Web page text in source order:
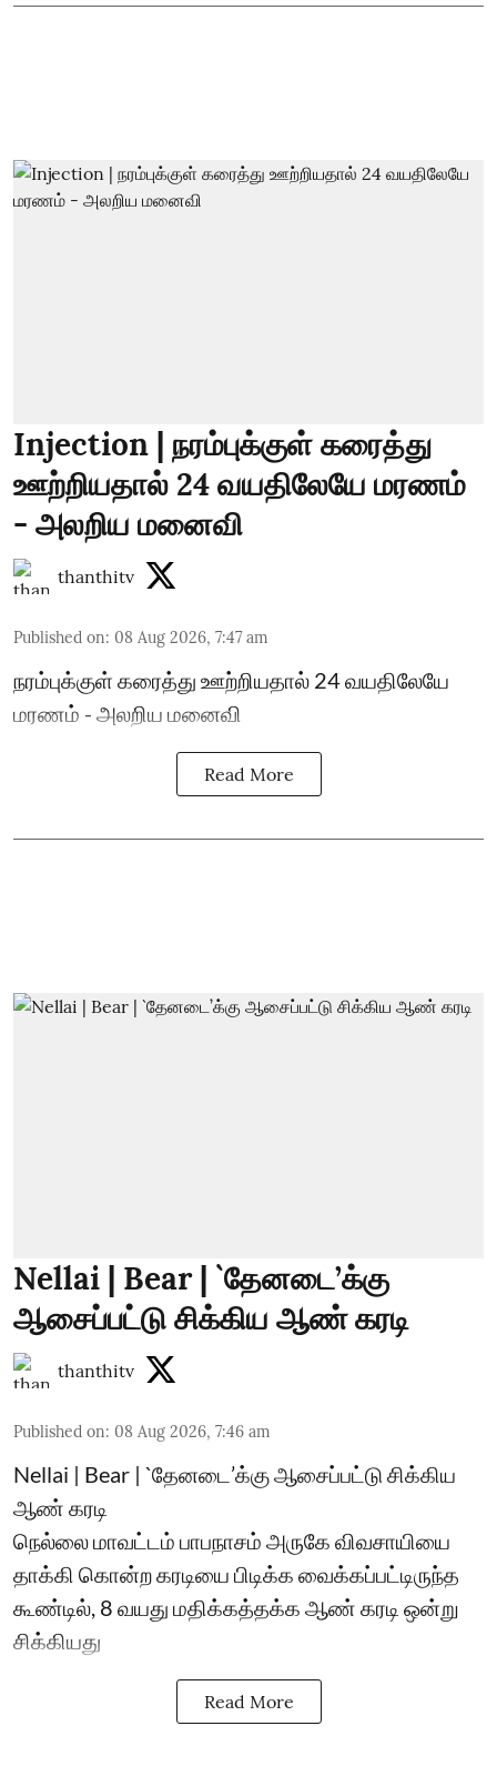
Injection | நரம்புக்குள் கரைத்து
ஊற்றியதால் 24 வயதிலேயே மரணம்
- அலறிய மனைவி
thanthitv
Published on: 08 Aug 2026, 7:47 am
நரம்புக்குள் கரைத்து ஊற்றியதால் 24 வயதிலேயே
மரணம் - அலறிய மனைவி
Read More
Nellai | Bear | `தேனடை’க்கு
ஆசைப்பட்டு சிக்கிய ஆண் கரடி
thanthitv
Published on: 08 Aug 2026, 7:46 am
Nellai | Bear | `தேனடை’க்கு ஆசைப்பட்டு சிக்கிய
ஆண் கரடி
நெல்லை மாவட்டம் பாபநாசம் அருகே விவசாயியை
தாக்கி கொன்ற கரடியை பிடிக்க வைக்கப்பட்டிருந்த
கூண்டில், 8 வயது மதிக்கத்தக்க ஆண் கரடி ஒன்று
சிக்கியது
Read More